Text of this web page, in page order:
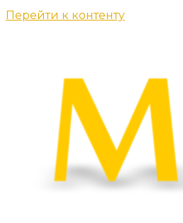
Перейти к контенту